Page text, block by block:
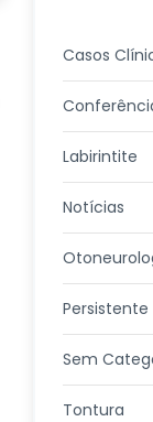
Casos
Labirintite
Notícias
Persistente
Sem
Tontura